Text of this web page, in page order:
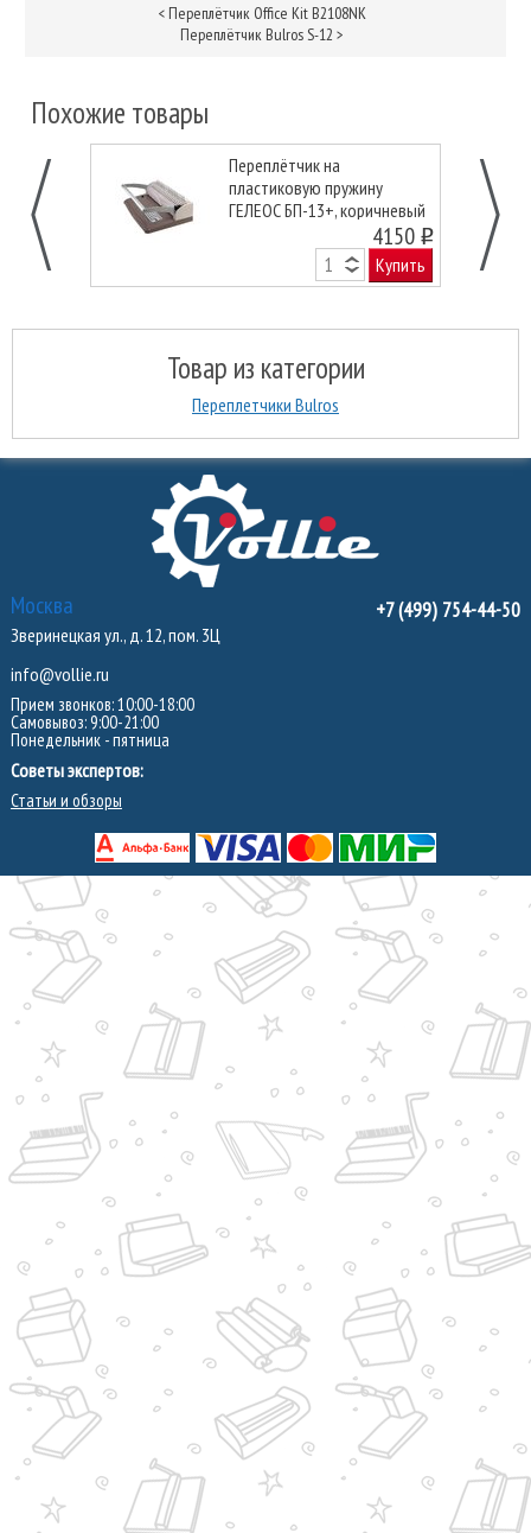
< Переплётчик Office Kit B2108NK
Переплётчик Bulros S-12 >
Похожие товары
Переплётчик на
пластиковую пружину
ГЕЛЕОС БП-13+, коричневый
4150 o
Купить
Товар из категории
Переплетчики Bulros
Москва
Зверинецкая ул., д. 12, пом. 3Ц
info@vollie.ru
Прием звонков: 10:00-18:00
Самовывоз: 9:00-21:00
Понедельник - пятница
Советы экспертов:
Статьи и обзоры
+7 (499) 754-44-50